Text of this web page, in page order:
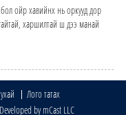
ойр хавийнх нь оркууд дор
харшилтай ш дээ манай
Лого татах
by mCast LLC